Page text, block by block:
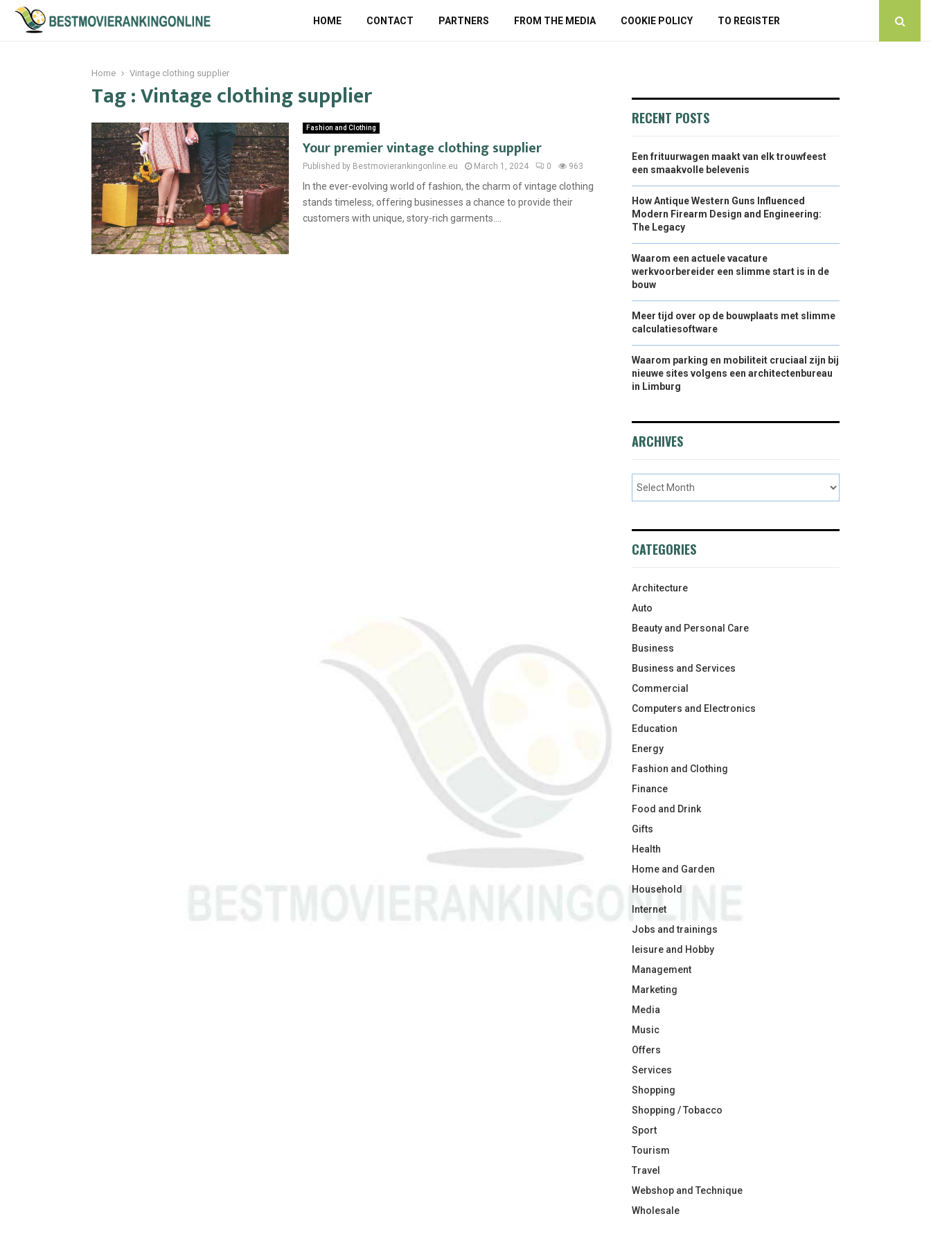
HOME CONTACT PARTNERS FROM THE MEDIA COOKIE POLICY TO REGISTER
Home Vintage clothing supplier
Tag : Vintage clothing supplier
Fashion and Clothing
Your premier vintage clothing supplier
Published by Bestmovierankingonline.eu March 1, 2024 0 963
In the ever-evolving world of fashion, the charm of vintage clothing
stands timeless, offering businesses a chance to provide their
customers with unique, story-rich garments....
RECENT POSTS
Een frituurwagen maakt van elk trouwfeest
een smaakvolle belevenis
How Antique Western Guns Influenced
Modern Firearm Design and Engineering:
The Legacy
Waarom een actuele vacature
werkvoorbereider een slimme start is in de
bouw
Meer tijd over op de bouwplaats met slimme
calculatiesoftware
Waarom parking en mobiliteit cruciaal zijn bij
nieuwe sites volgens een architectenbureau
in Limburg
ARCHIVES
CATEGORIES
Architecture
Auto
Beauty and Personal Care
Business
Business and Services
Commercial
Computers and Electronics
Education
Energy
Fashion and Clothing
Finance
Food and Drink
Gifts
Health
Home and Garden
Household
Internet
Jobs and trainings
leisure and Hobby
Management
Marketing
Media
Music
Offers
Services
Shopping
Shopping / Tobacco
Sport
Tourism
Travel
Webshop and Technique
Wholesale